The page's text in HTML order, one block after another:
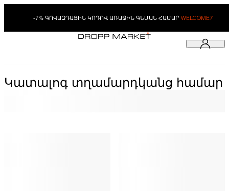
-7% ԳՈՎԱԶԴԱՅԻՆ ԿՈԴՈՎ ԱՌԱՋԻՆ ԳՆՄԱՆ ՀԱՄԱՐ WELCOME7
Կատալոգ տղամարդկանց համար